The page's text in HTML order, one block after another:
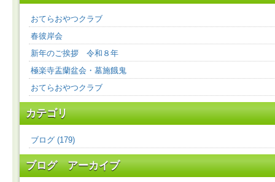
おてらおやつクラブ
春彼岸会
新年のご挨拶 令和８年
極楽寺盂蘭盆会・墓施餓鬼
おてらおやつクラブ
カテゴリ
ブログ (179)
ブログ アーカイブ